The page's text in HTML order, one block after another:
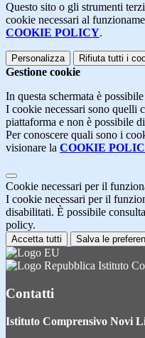
Questo sito o gli strumenti
cookie necessari al
COOKIE POLICY.
Personalizza Rifiuta tutti i
Gestione cookie
In questa schermata è
I cookie necessari sono quelli
piattaforma e non è possibile
Per conoscere quali sono i
visionare la COOKIE
Cookie necessari per il
I cookie necessari per il
disabilitati. È possibile
policy.
Accetta tutti Salva le
Istituto
Contatti
Istituto Comprensivo Novi